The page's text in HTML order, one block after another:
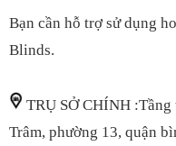
Bạn cần hỗ trợ sử dụng
Blinds.
TRỤ SỞ CHÍNH
Trâm, phường 13, quận